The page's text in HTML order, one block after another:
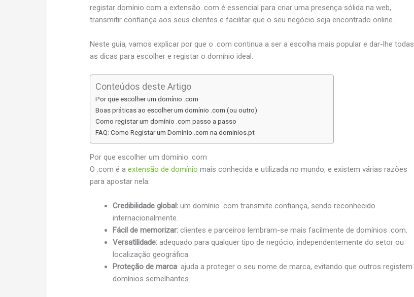
registar domínio com a extensão .com é essencial para criar uma presença sólida na web,
transmitir confiança aos seus clientes e facilitar que o seu negócio seja encontrado online.
Neste guia, vamos explicar por que o .com continua a ser a escolha mais popular e dar-lhe todas
as dicas para escolher e registar o domínio ideal.
Conteúdos deste Artigo
Por que escolher um domínio .com
Boas práticas ao escolher um domínio .com (ou outro)
Como registar um domínio .com passo a passo
FAQ: Como Registar um Domínio .com na dominios.pt
Por que escolher um domínio .com
O .com é aextensão de domínio mais conhecida e utilizada no mundo, e existem várias razões
para apostar nela:
Credibilidade global: um domínio .com transmite confiança, sendo reconhecido
internacionalmente.
Fácil de memorizar: clientes e parceiros lembram-se mais facilmente de domínios .com.
Versatilidade: adequado para qualquer tipo de negócio, independentemente do setor ou
localização geográfica.
Proteção de marca: ajuda a proteger o seu nome de marca, evitando que outros registem
domínios semelhantes.